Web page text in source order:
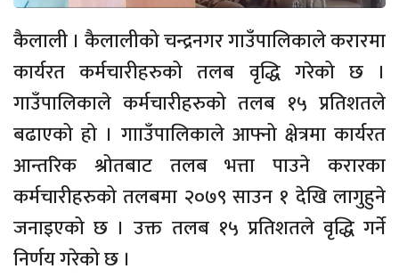
कैलाली । कैलालीको चन्द्रनगर गाउँपालिकाले करारमा
कार्यरत कर्मचारीहरुको तलब वृद्धि गरेको छ ।
गाउँपालिकाले कर्मचारीहरुको तलब १५ प्रतिशतले
बढाएको हो । गााउँपालिकाले आफ्नो क्षेत्रमा कार्यरत
आन्तरिक श्रोतबाट तलब भत्ता पाउने करारका
कर्मचारीहरुको तलबमा २०७९ साउन १ देखि लागुहुने
जनाइएको छ । उक्त तलब १५ प्रतिशतले वृद्धि गर्ने
निर्णय गरेको छ ।